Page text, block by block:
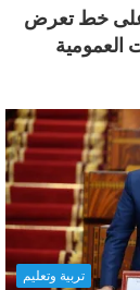
خط تعرض
العمومية
تربية وتعليم